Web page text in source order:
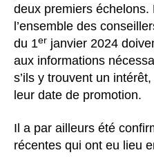
deux premiers échelons.
l’ensemble des
du 1er janvier 2024
aux informations
s’ils y trouvent un
leur date de promotion.
Il a par ailleurs été
récentes qui ont eu lieu